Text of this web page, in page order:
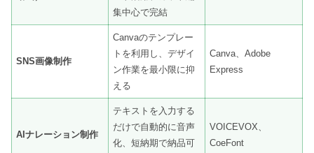
集中心で完結
SNS画像制作
Canvaのテンプレー
トを利用し、デザイ
ン作業を最小限に抑
える
Canva、Adobe
Express
AIナレーション制作
テキストを入力する
だけで自動的に音声
化、短納期で納品可
VOICEVOX、
CoeFont